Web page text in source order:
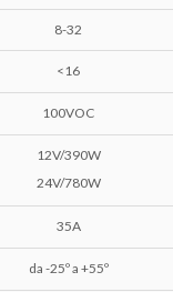
8-32
<16
100VOC
12V/390W
24V/780W
35A
da -25º a +55º